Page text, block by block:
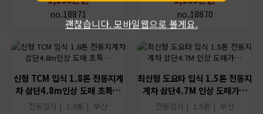
괜찮습니다. 모바일웹으로 볼게요.
no.18871 no.18870
신형 TCM 입식 1.8톤 전동지게
차 삼단4.8m인상 도매 초특…
전동입식 | 1.8톤 |부산
최신형 도요타 입식 1.5톤 전동지
게차 삼단4.7M 인상 도매가…
전동입식 | 1.5톤 | 부산